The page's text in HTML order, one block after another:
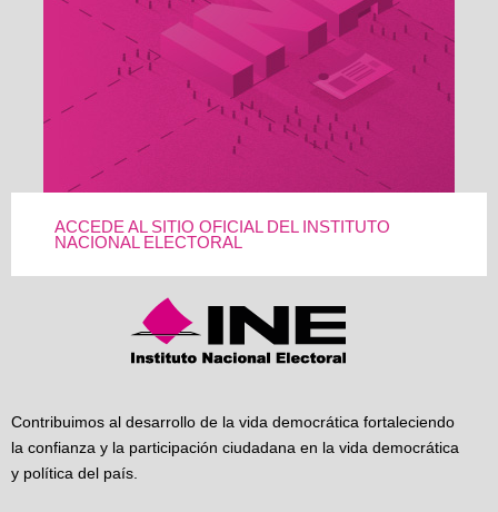
ACCEDE AL SITIO OFICIAL DEL INSTITUTO
NACIONAL ELECTORAL
Contribuimos al desarrollo de la vida democrática fortaleciendo
la confianza y la participación ciudadana en la vida democrática
y política del país.